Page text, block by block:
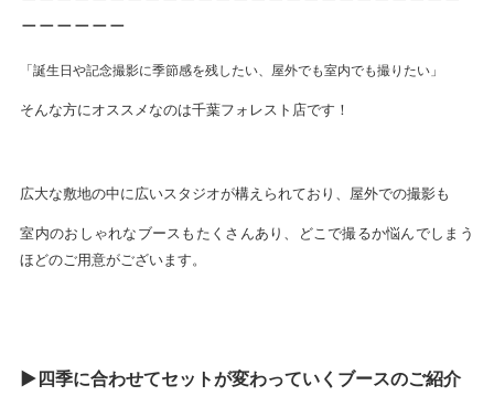
「誕生日や記念撮影に季節感を残したい、屋外でも室内でも撮りたい」
そんな方にオススメなのは千葉フォレスト店です！
広大な敷地の中に広いスタジオが構えられており、屋外での撮影も
室内のおしゃれなブースもたくさんあり、どこで撮るか悩んでしまう
ほどのご用意がございます。
▶四季に合わせてセットが変わっていくブースのご紹介